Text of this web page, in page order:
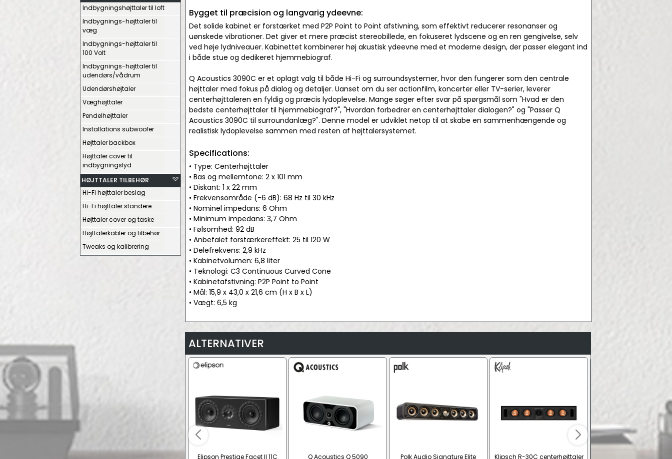
Indbygningshøjttaler til loft
Indbygnings-højttaler til
væg
Indbygnings-højttaler til
100 Volt
Indbygnings-højttaler til
udendørs/vådrum
Udendørshøjtaler
Væghøjttaler
Pendelhøjttaler
Installations subwoofer
Højttaler backbox
Højttaler cover til
indbygningslyd
HØJTTALER TILBEHØR
Hi-Fi højttaler beslag
Hi-Fi højttaler standere
Højttaler cover og taske
Højttalerkabler og tilbehør
Tweaks og kalibrering
Bygget til præcision og langvarig ydeevne:
Det solide kabinet er forstærket med P2P Point to Point afstivning, som effektivt reducerer resonanser og
uønskede vibrationer. Det giver et mere præcist stereobillede, en fokuseret lydscene og en ren gengivelse, selv
ved høje lydniveauer. Kabinettet kombinerer høj akustisk ydeevne med et moderne design, der passer elegant ind
i både stue og dedikeret hjemmebiograf.
Q Acoustics 3090C er et oplagt valg til både Hi-Fi og surroundsystemer, hvor den fungerer som den centrale
højttaler med fokus på dialog og detaljer. Uanset om du ser actionfilm, koncerter eller TV-serier, leverer
centerhøjttaleren en fyldig og præcis lydoplevelse. Mange søger efter svar på spørgsmål som "Hvad er den
bedste centerhøjttaler til hjemmebiograf?", "Hvordan forbedrer en centerhøjttaler dialogen?" og "Passer Q
Acoustics 3090C til surroundanlæg?". Denne model er udviklet netop til at skabe en sammenhængende og
realistisk lydoplevelse sammen med resten af højttalersystemet.
Specifications:
• Type: Centerhøjttaler
• Bas og mellemtone: 2 x 101 mm
• Diskant: 1 x 22 mm
• Frekvensområde (-6 dB): 68 Hz til 30 kHz
• Nominel impedans: 6 Ohm
• Minimum impedans: 3,7 Ohm
• Følsomhed: 92 dB
• Anbefalet forstærkereffekt: 25 til 120 W
• Delefrekvens: 2,9 kHz
• Kabinetvolumen: 6,8 liter
• Teknologi: C3 Continuous Curved Cone
• Kabinetafstivning: P2P Point to Point
• Mål: 15,9 x 43,0 x 21,6 cm (H x B x L)
• Vægt: 6,5 kg
ALTERNATIVER
Elipson Prestige Facet II 11C
Q Acoustics Q 5090
Polk Audio Signature Elite
Klipsch R-30C centerhøjttaler